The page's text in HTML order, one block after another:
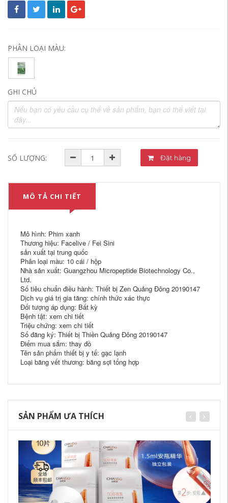
PHÂN LOẠI MÀU:
GHI CHÚ
SỐ LƯỢNG: Đặt hàng
MÔ TẢ CHI TIẾT
Mô hình: Phim xanh
Thương hiệu: Facelive / Fei Sini
sản xuất tại trung quốc
Phân loại màu: 10 cái / hộp
Nhà sản xuất: Guangzhou Micropeptide Biotechnology Co.,
Ltd.
Số tiêu chuẩn điều hành: Thiết bị Zen Quảng Đông 20190147
Dịch vụ giá trị gia tăng: chính thức xác thực
Đối tượng áp dụng: Bất kỳ
Bệnh tật: xem chi tiết
Triệu chứng: xem chi tiết
Số đăng ký: Thiết bị Thiền Quảng Đông 20190147
Điểm mua sắm: thay đồ
Tên sản phẩm thiết bị y tế: gạc lạnh
Loại băng vết thương: băng sợi tổng hợp
SẢN PHẨM ƯA THÍCH